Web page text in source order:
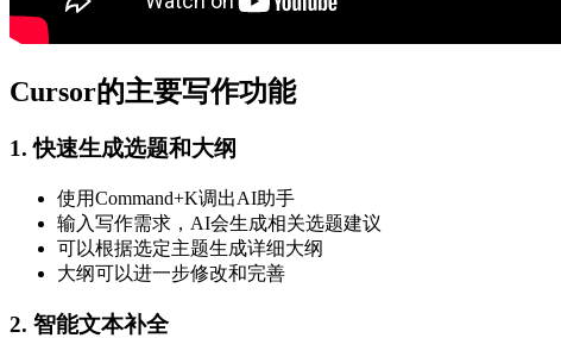
Cursor的主要写作功能
1. 快速生成选题和大纲
使用Command+K调出AI助手
输入写作需求，AI会生成相关选题建议
可以根据选定主题生成详细大纲
大纲可以进一步修改和完善
2. 智能文本补全